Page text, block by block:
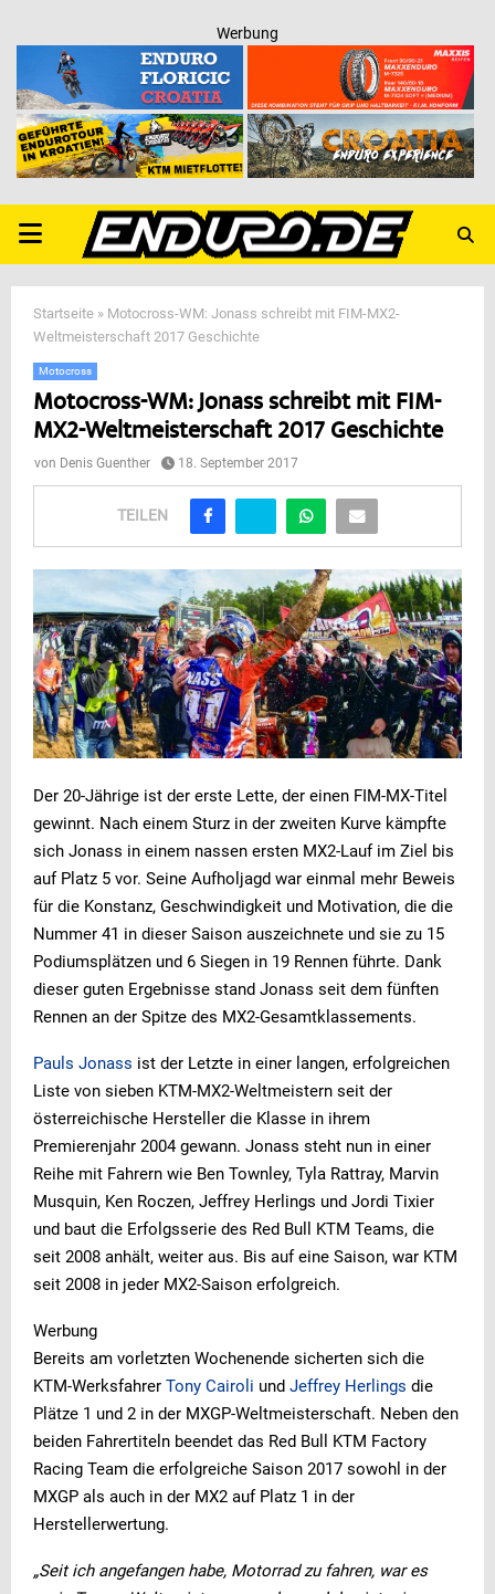
Werbung
PRIMARY
MENU
Startseite » Motocross-WM: Jonass schreibt mit FIM-MX2-
Weltmeisterschaft 2017 Geschichte
Motocross
Motocross-WM: Jonass schreibt mit FIM-
MX2-Weltmeisterschaft 2017 Geschichte
von Denis Guenther 18. September 2017
TEILEN
Der 20-Jährige ist der erste Lette, der einen FIM-MX-Titel
gewinnt. Nach einem Sturz in der zweiten Kurve kämpfte
sich Jonass in einem nassen ersten MX2-Lauf im Ziel bis
auf Platz 5 vor. Seine Aufholjagd war einmal mehr Beweis
für die Konstanz, Geschwindigkeit und Motivation, die die
Nummer 41 in dieser Saison auszeichnete und sie zu 15
Podiumsplätzen und 6 Siegen in 19 Rennen führte. Dank
dieser guten Ergebnisse stand Jonass seit dem fünften
Rennen an der Spitze des MX2-Gesamtklassements.
Pauls Jonass ist der Letzte in einer langen, erfolgreichen
Liste von sieben KTM-MX2-Weltmeistern seit der
österreichische Hersteller die Klasse in ihrem
Premierenjahr 2004 gewann. Jonass steht nun in einer
Reihe mit Fahrern wie Ben Townley, Tyla Rattray, Marvin
Musquin, Ken Roczen, Jeffrey Herlings und Jordi Tixier
und baut die Erfolgsserie des Red Bull KTM Teams, die
seit 2008 anhält, weiter aus. Bis auf eine Saison, war KTM
seit 2008 in jeder MX2-Saison erfolgreich.
Werbung
Bereits am vorletzten Wochenende sicherten sich die
KTM-Werksfahrer Tony Cairoli und Jeffrey Herlings die
Plätze 1 und 2 in der MXGP-Weltmeisterschaft. Neben den
beiden Fahrertiteln beendet das Red Bull KTM Factory
Racing Team die erfolgreiche Saison 2017 sowohl in der
MXGP als auch in der MX2 auf Platz 1 in der
Herstellerwertung.
„Seit ich angefangen habe, Motorrad zu fahren, war es